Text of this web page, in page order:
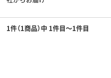
1件（1商品）中 1件目～1件目